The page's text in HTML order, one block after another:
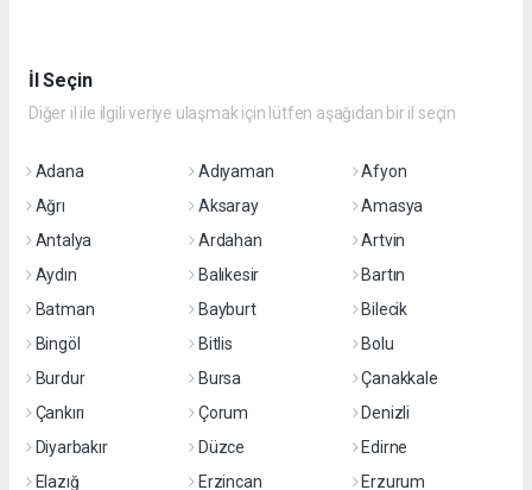
İl Seçin
Diğer il ile ilgili veriye ulaşmak için lütfen aşağıdan bir il seçin
Adana Adıyaman
Afyon
Ağrı
Aksaray
Amasya
Antalya
Ardahan
Artvin
Aydın
Balıkesir
Bartın
Batman
Bayburt
Bilecik
Bingöl
Bitlis
Bolu
Burdur
Bursa
Çanakkale
Çankırı
Çorum
Denizli
Diyarbakır
Düzce
Edirne
Elazığ
Erzincan
Erzurum